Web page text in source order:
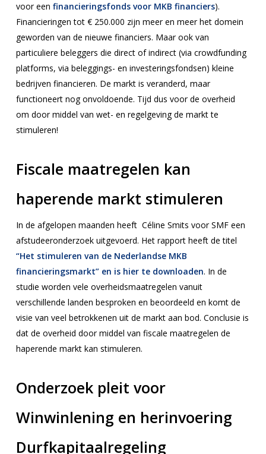
voor een financieringsfonds voor MKB financiers).
Financieringen tot € 250.000 zijn meer en meer het domein
geworden van de nieuwe financiers. Maar ook van
particuliere beleggers die direct of indirect (via crowdfunding
platforms, via beleggings- en investeringsfondsen) kleine
bedrijven financieren. De markt is veranderd, maar
functioneert nog onvoldoende. Tijd dus voor de overheid
om door middel van wet- en regelgeving de markt te
stimuleren!
Fiscale maatregelen kan
haperende markt stimuleren
In de afgelopen maanden heeft Céline Smits voor SMF een
afstudeeronderzoek uitgevoerd. Het rapport heeft de titel
“Het stimuleren van de Nederlandse MKB
financieringsmarkt” en is hier te downloaden. In de
studie worden vele overheidsmaatregelen vanuit
verschillende landen besproken en beoordeeld en komt de
visie van veel betrokkenen uit de markt aan bod. Conclusie is
dat de overheid door middel van fiscale maatregelen de
haperende markt kan stimuleren.
Onderzoek pleit voor
Winwinlening en herinvoering
Durfkapitaalregeling